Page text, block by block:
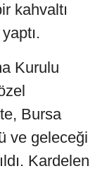
kahvaltı
Kurulu
Bursa
ve geleceği
Kardelen